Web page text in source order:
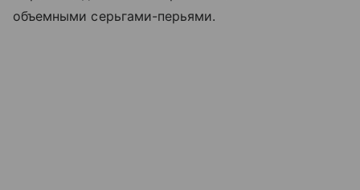
объемными серьгами-перьями.